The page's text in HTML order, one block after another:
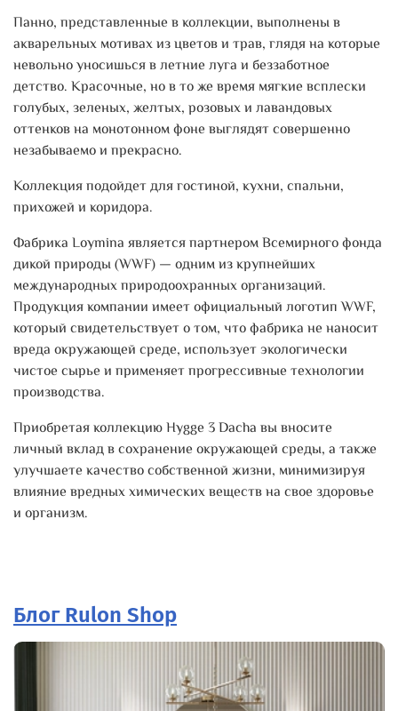
Панно, представленные в коллекции, выполнены в
акварельных мотивах из цветов и трав, глядя на которые
невольно уносишься в летние луга и беззаботное
детство. Красочные, но в то же время мягкие всплески
голубых, зеленых, желтых, розовых и лавандовых
оттенков на монотонном фоне выглядят совершенно
незабываемо и прекрасно.
Коллекция подойдет для гостиной, кухни, спальни,
прихожей и коридора.
Фабрика Loymina является партнером Всемирного фонда
дикой природы (WWF) — одним из крупнейших
международных природоохранных организаций.
Продукция компании имеет официальный логотип WWF,
который свидетельствует о том, что фабрика не наносит
вреда окружающей среде, использует экологически
чистое сырье и применяет прогрессивные технологии
производства.
Приобретая коллекцию Hygge 3 Dacha вы вносите
личный вклад в сохранение окружающей среды, а также
улучшаете качество собственной жизни, минимизируя
влияние вредных химических веществ на свое здоровье
и организм.
Блог Rulon Shop